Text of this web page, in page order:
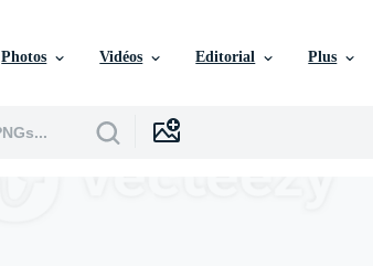
Photos Vidéos Editorial Plus